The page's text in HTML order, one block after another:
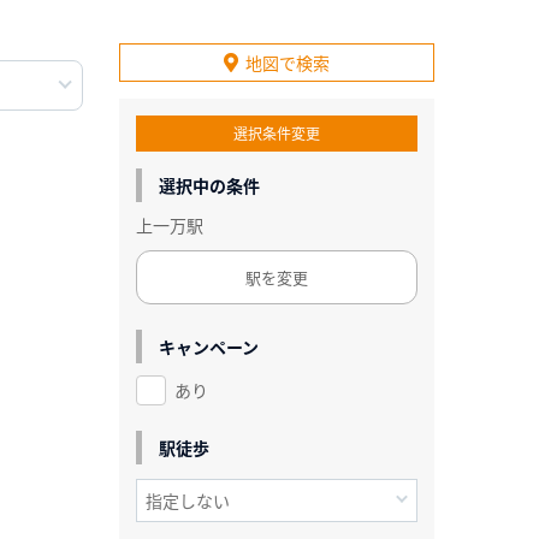
地図で検索
選択条件変更
選択中の条件
上一万駅
駅を変更
キャンペーン
あり
駅徒歩